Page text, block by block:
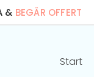
& BEGÄR OFFERT
Start